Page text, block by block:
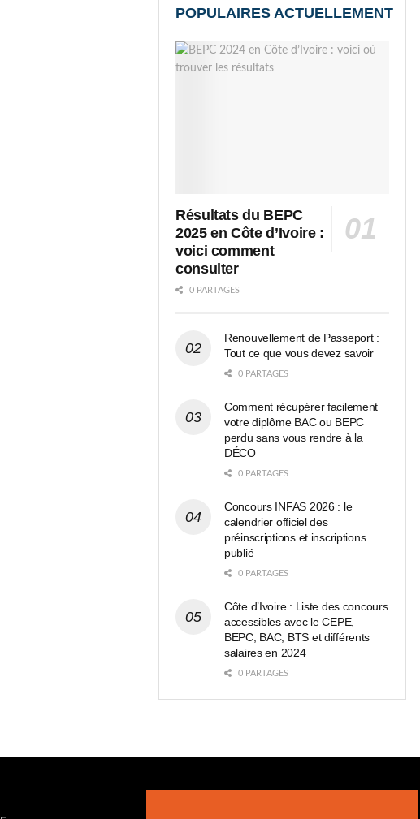
POPULAIRES ACTUELLEMENT
Résultats du BEPC
2025 en Côte d’Ivoire :
voici comment
consulter
0 PARTAGES
Renouvellement de Passeport :
Tout ce que vous devez savoir
0 PARTAGES
Comment récupérer facilement
votre diplôme BAC ou BEPC
perdu sans vous rendre à la
DÉCO
0 PARTAGES
Concours INFAS 2026 : le
calendrier officiel des
préinscriptions et inscriptions
publié
0 PARTAGES
Côte d’Ivoire : Liste des concours
accessibles avec le CEPE,
BEPC, BAC, BTS et différents
salaires en 2024
0 PARTAGES